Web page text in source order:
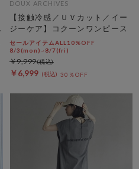
DOUX ARCHIVES
【接触冷感／ＵＶカット／イー
ジーケア】コクーンワンピース
セールアイテムALL10%OFF
8/3(mon)~8/7(fri)
￥6,999 30％OFF
￥9,999